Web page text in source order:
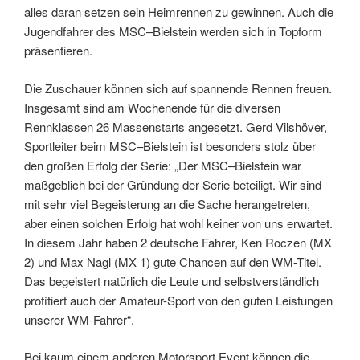
alles daran setzen sein Heimrennen zu gewinnen. Auch die
Jugendfahrer des MSC–Bielstein werden sich in Topform
präsentieren.
Die Zuschauer können sich auf spannende Rennen freuen.
Insgesamt sind am Wochenende für die diversen
Rennklassen 26 Massenstarts angesetzt. Gerd Vilshöver,
Sportleiter beim MSC–Bielstein ist besonders stolz über
den großen Erfolg der Serie: „Der MSC–Bielstein war
maßgeblich bei der Gründung der Serie beteiligt. Wir sind
mit sehr viel Begeisterung an die Sache herangetreten,
aber einen solchen Erfolg hat wohl keiner von uns erwartet.
In diesem Jahr haben 2 deutsche Fahrer, Ken Roczen (MX
2) und Max Nagl (MX 1) gute Chancen auf den WM-Titel.
Das begeistert natürlich die Leute und selbstverständlich
profitiert auch der Amateur-Sport von den guten Leistungen
unserer WM-Fahrer“.
Bei kaum einem anderen Motorsport Event können die